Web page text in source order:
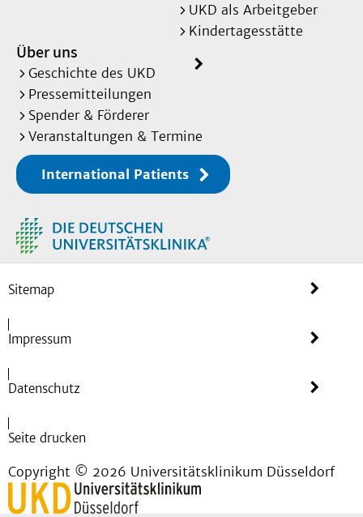
UKD als Arbeitgeber
Kindertagesstätte
Über uns
Geschichte des UKD
Pressemitteilungen
Spender & Förderer
Veranstaltungen & Termine
International Patients
Sitemap
Impressum
Datenschutz
Seite drucken
Copyright © 2026 Universitätsklinikum Düsseldorf